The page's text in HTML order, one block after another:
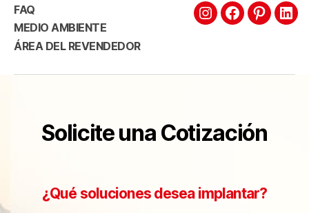
FAQ
MEDIO AMBIENTE
ÁREA DEL REVENDEDOR
Solicite una Cotización
¿Qué soluciones desea implantar?